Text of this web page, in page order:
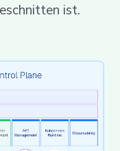
ist.